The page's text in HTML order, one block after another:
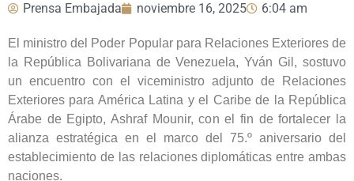
Prensa Embajada noviembre 16, 2025 6:04 am
El ministro del Poder Popular para Relaciones Exteriores de
la República Bolivariana de Venezuela, Yván Gil, sostuvo
un encuentro con el viceministro adjunto de Relaciones
Exteriores para América Latina y el Caribe de la República
Árabe de Egipto, Ashraf Mounir, con el fin de fortalecer la
alianza estratégica en el marco del 75.º aniversario del
establecimiento de las relaciones diplomáticas entre ambas
naciones.